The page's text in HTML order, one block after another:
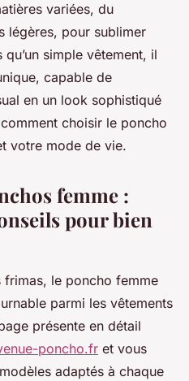
variées, du
légères, pour sublimer
simple vêtement, il
capable de
en un look sophistiqué
choisir le poncho
votre mode de vie.
femme :
pour bien
frimas, le poncho femme
parmi les vêtements
présente en détail
poncho.fr et vous
adaptés à chaque